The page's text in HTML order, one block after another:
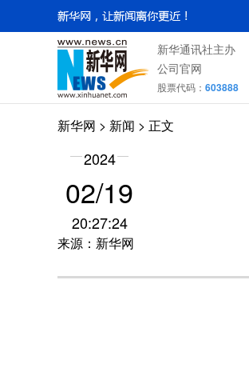
新华通讯社主办
公司官网
股票代码： 603888
新华网 > 新闻 > 正文
2024
02/19
20:27:24
来源：新华网